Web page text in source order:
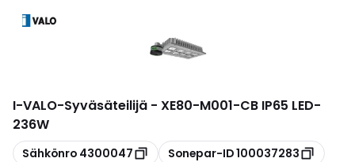
I-VALO-Syväsäteilijä - XE80-M001-CB IP65 LED-
236W
Kopioi
Sähkönro 4300047 Kopioi
Sonepar-ID100037283